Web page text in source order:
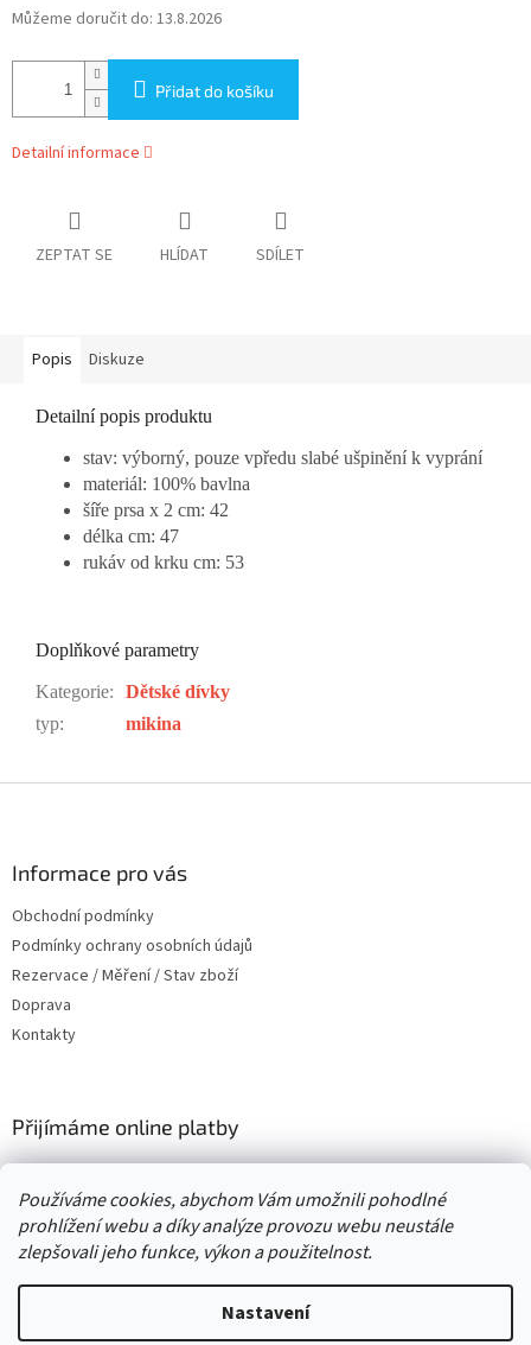
Používáme cookies, abychom Vám umožnili pohodlné
prohlížení webu a díky analýze provozu webu neustále
zlepšovali jeho funkce, výkon a použitelnost.
Nastavení
Můžeme doručit do: 13.8.2026
Přidat do košíku
Detailní informace
ZEPTAT SE HLÍDAT SDÍLET
Popis Diskuze
Detailní popis produktu
stav: výborný, pouze vpředu slabé ušpinění k vyprání
materiál: 100% bavlna
šíře prsa x 2 cm: 42
délka cm: 47
rukáv od krku cm: 53
Doplňkové parametry
Kategorie:
Dětské dívky
typ: mikina
Informace pro vás
Obchodní podmínky
Podmínky ochrany osobních údajů
Rezervace / Měření / Stav zboží
Doprava
Kontakty
Přijímáme online platby